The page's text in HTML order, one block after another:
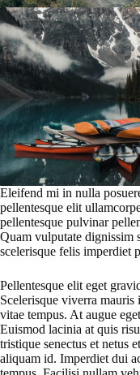
Eleifend mi in nulla
pellentesque elit
pellentesque pulvinar
Quam vulputate dignissim
scelerisque felis imperdiet
Pellentesque elit eget
Scelerisque viverra mauris
vitae tempus. At augue
Euismod lacinia at quis
tristique senectus et netus
aliquam id. Imperdiet dui